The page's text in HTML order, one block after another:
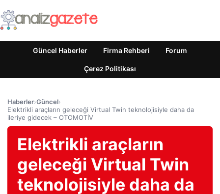
Güncel Haberler Firma Rehberi Forum
Çerez Politikası
Haberler›Güncel›
Elektrikli araçların geleceği Virtual Twin teknolojisiyle daha da
ileriye gidecek – OTOMOTİV
Elektrikli araçların
geleceği Virtual Twin
teknolojisiyle daha da